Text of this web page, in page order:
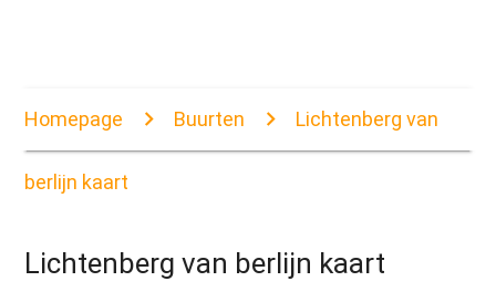
Homepage Buurten Lichtenberg van
berlijn kaart
Lichtenberg van berlijn kaart